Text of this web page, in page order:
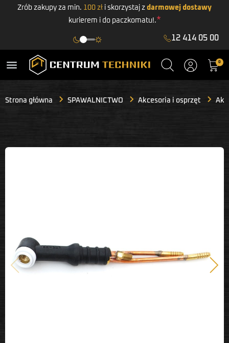
Zrób zakupy za min. 100 zł i skorzystaj z darmowej dostawy
kurierem i do paczkomatu!.*
12 414 05 00
menu 0
Strona główna SPAWALNICTWO Akcesoria i osprzęt
Poprzedni